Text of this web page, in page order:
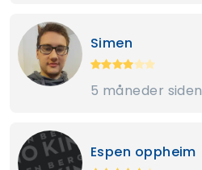
Simen
5 måneder siden
Espen oppheim